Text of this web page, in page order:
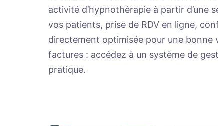
activité d’hypnothérapie à partir d’une
vos patients, prise de RDV en ligne,
directement optimisée pour une bonne
factures : accédez à un système de
pratique.